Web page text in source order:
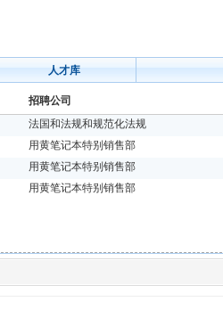
人才库
招聘公司
法国和法规和规范化法规
用黄笔记本特别销售部
用黄笔记本特别销售部
用黄笔记本特别销售部